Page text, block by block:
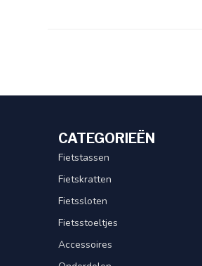
CATEGORIEËN
Fietstassen
Fietskratten
Fietssloten
Fietsstoeltjes
Accessoires